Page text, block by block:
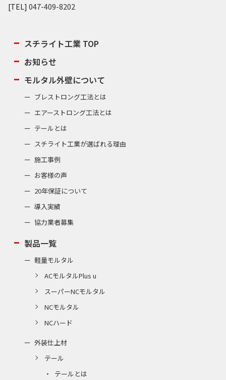
[TEL] 047-409-8202
スチライト工業 TOP
お知らせ
モルタル外壁について
ブレストロング工法とは
エアーストロング工法とは
テールとは
スチライト工業が選ばれる理由
施工事例
お客様の声
20年保証について
導入実績
協力業者募集
製品一覧
軽量モルタル
ACモルタルPlus u
スーパーNCモルタル
NCモルタル
NCハード
外装仕上材
テール
テールとは